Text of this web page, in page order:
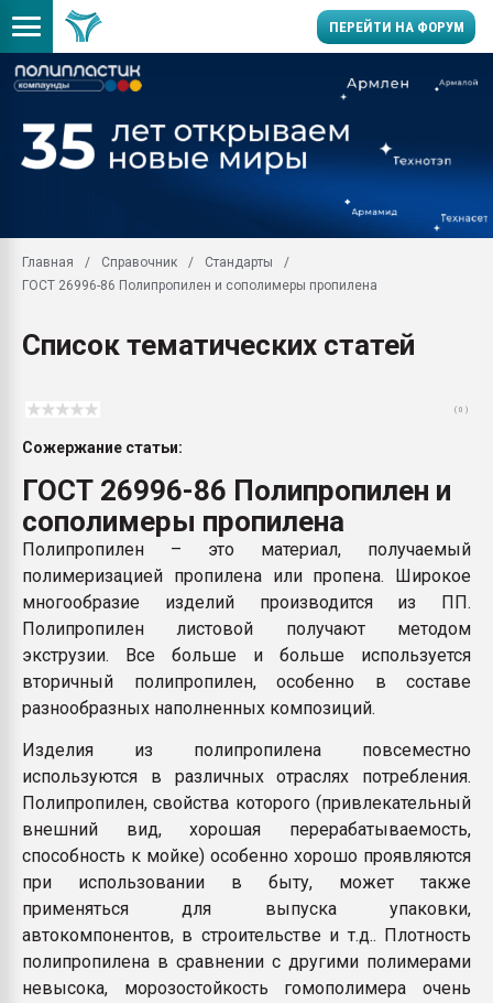
ПЕРЕЙТИ НА ФОРУМ
производство SPC
заводу пластмасс"
Подмосковье, Москва
Всё, что касается
бутылок
ПЕРЕЙТИ НА
Главная Справочник
Стандарты
ГОСТ 26996-86 Полипропилен и сополимеры пропилена
Список тематических статей
( 0 )
Сожержание статьи:
ГОСТ 26996-86 Полипропилен и
сополимеры пропилена
Полипропилен – это материал, получаемый
полимеризацией пропилена или пропена. Широкое
многообразие изделий производится из ПП.
Полипропилен листовой получают методом
экструзии. Все больше и больше используется
вторичный полипропилен, особенно в составе
разнообразных наполненных композиций.
Изделия из полипропилена повсеместно
используются в различных отраслях потребления.
Полипропилен, свойства которого (привлекательный
внешний вид, хорошая перерабатываемость,
способность к мойке) особенно хорошо проявляются
при использовании в быту, может также
применяться для выпуска упаковки,
автокомпонентов, в строительстве и т.д.. Плотность
полипропилена в сравнении с другими полимерами
невысока, морозостойкость гомополимера очень